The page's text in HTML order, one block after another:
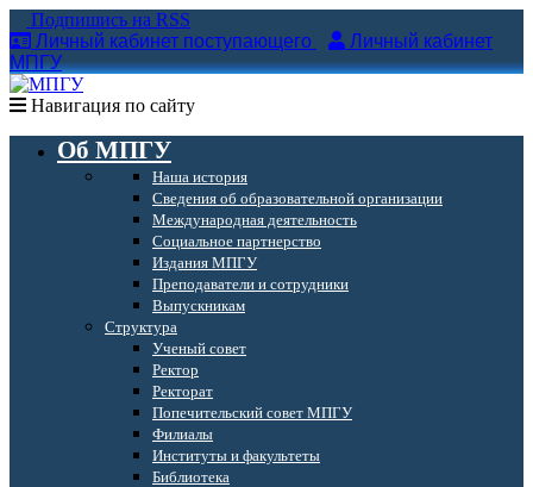
Подпишись на RSS
Личный кабинет поступающего
Личный кабинет
МПГУ
Навигация по сайту
Об МПГУ
Наша история
Сведения об образовательной организации
Международная деятельность
Социальное партнерство
Издания МПГУ
Преподаватели и сотрудники
Выпускникам
Структура
Ученый совет
Ректор
Ректорат
Попечительский совет МПГУ
Филиалы
Институты и факультеты
Библиотека